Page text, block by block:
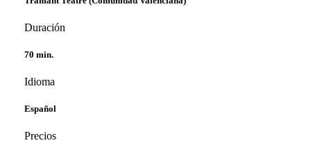
Duración
70 min.
Idioma
Español
Precios